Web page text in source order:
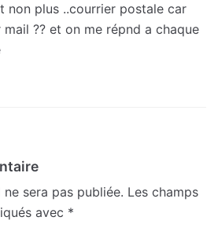
non plus ..courrier postale car
?? et on me répnd a chaque
sera pas publiée. Les champs
avec *